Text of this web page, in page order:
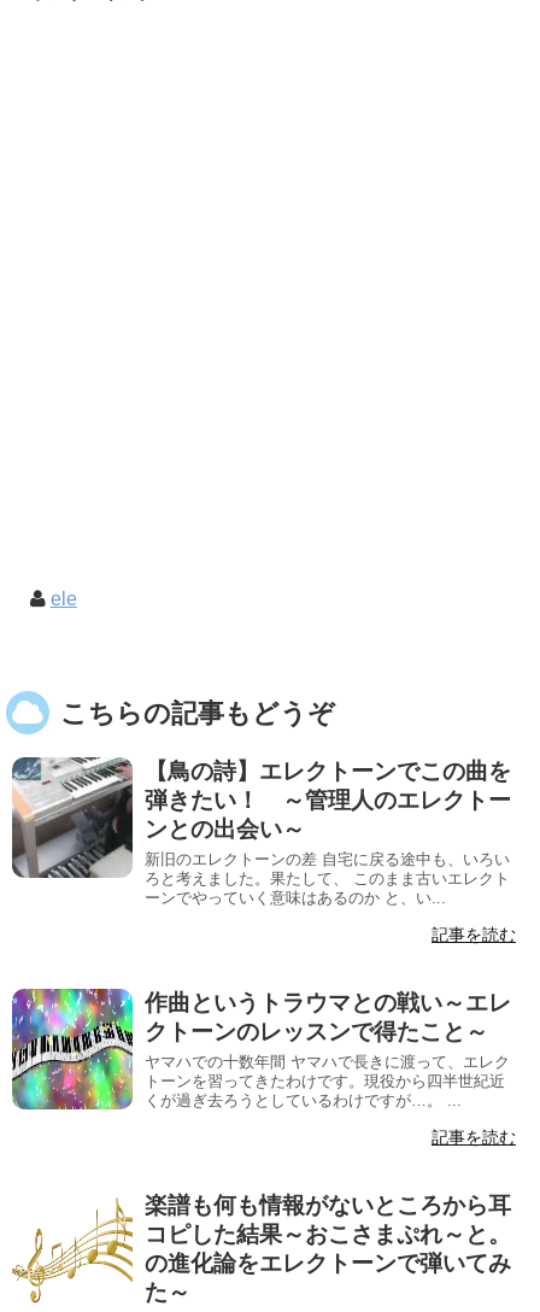
ele
こちらの記事もどうぞ
【鳥の詩】エレクトーンでこの曲を
弾きたい！ ～管理人のエレクトー
ンとの出会い～
新旧のエレクトーンの差 自宅に戻る途中も、いろい
ろと考えました。果たして、 このまま古いエレクト
ーンでやっていく意味はあるのか と、い...
記事を読む
作曲というトラウマとの戦い～エレ
クトーンのレッスンで得たこと～
ヤマハでの十数年間 ヤマハで長きに渡って、エレク
トーンを習ってきたわけです。現役から四半世紀近
くが過ぎ去ろうとしているわけですが…。 ...
記事を読む
楽譜も何も情報がないところから耳
コピした結果～おこさまぷれ～と。
の進化論をエレクトーンで弾いてみ
た～